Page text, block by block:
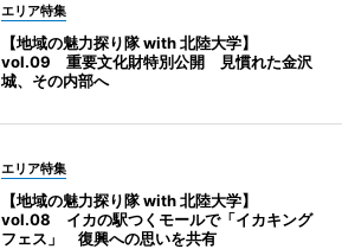
エリア特集
【地域の魅力探り隊 with 北陸大学】
vol.09 重要文化財特別公開 見慣れた金沢
城、その内部へ
エリア特集
【地域の魅力探り隊 with 北陸大学】
vol.08 イカの駅つくモールで「イカキング
フェス」 復興への思いを共有